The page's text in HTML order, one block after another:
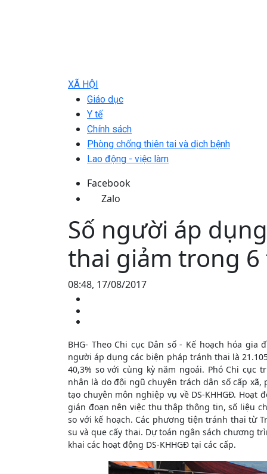
XÃ HỘI
Giáo dục
Y tế
Chính sách
Phòng chống thiên tai và dịch bệnh
Lao động - việc làm
Facebook
Zalo
Số người áp
thai giảm trong
08:48, 17/08/2017
BHG- Theo Chi cục Dân số - Kế hoạch hóa
người áp dụng các biện pháp tránh thai là
40,3% so với cùng kỳ năm ngoái. Phó Chi cục
nhân là do đội ngũ chuyên trách dân số cấp
tạo chuyên môn nghiệp vụ về DS-KHHGĐ. Hoạt
gián đoạn nên việc thu thập thông tin, số liệu
so với kế hoạch. Các phương tiện tránh thai từ
su và que cấy thai. Dự toán ngân sách chương
khai các hoạt động DS-KHHGĐ tại các cấp.